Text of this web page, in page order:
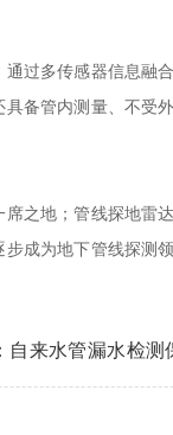
过多传感器信息融
备管内测量、不受
之地；管线探地雷
成为地下管线探测
自来水管漏水检